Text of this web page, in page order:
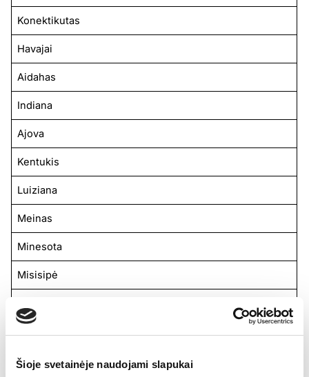
Šioje svetainėje naudojami slapukai
Konektikutas
Havajai
Aidahas
Indiana
Ajova
Kentukis
Luiziana
Meinas
Minesota
Misisipė
Naujasis Meksikas